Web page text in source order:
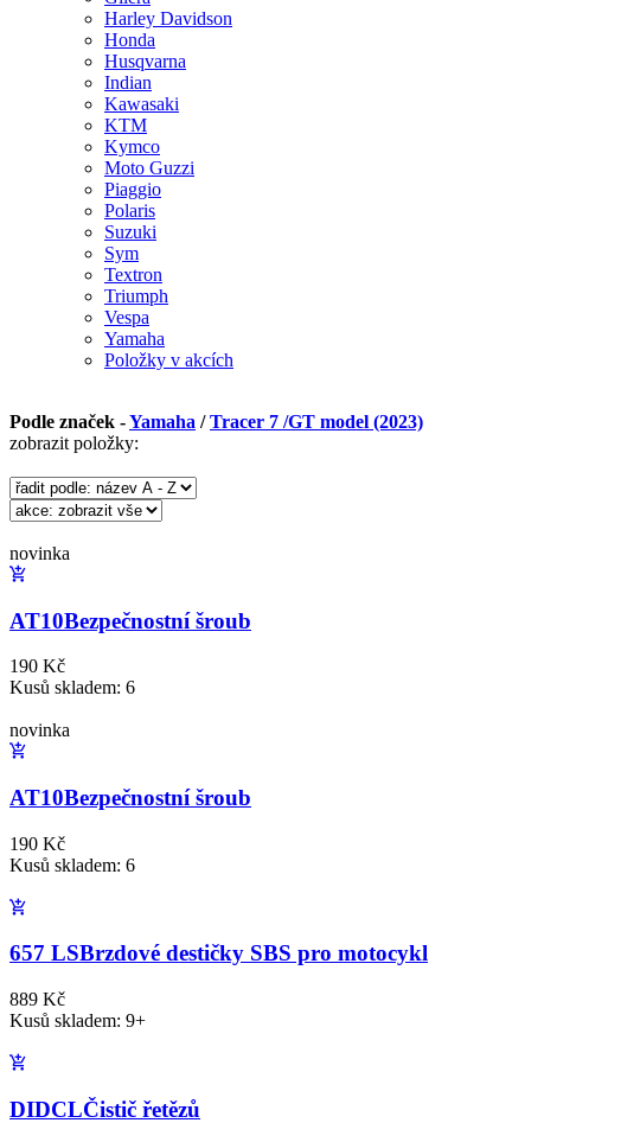
Harley Davidson
Honda
Husqvarna
Indian
Kawasaki
KTM
Kymco
Moto Guzzi
Piaggio
Polaris
Suzuki
Sym
Textron
Triumph
Vespa
Yamaha
Položky v akcích
Podle značek -Yamaha /Tracer 7 /GT model (2023)
zobrazit položky:
novinka
AT10Bezpečnostní šroub
190 Kč
Kusů skladem: 6
novinka
AT10Bezpečnostní šroub
190 Kč
Kusů skladem: 6
657 LSBrzdové destičky SBS pro motocykl
889 Kč
Kusů skladem: 9+
DIDCLČistič řetězů